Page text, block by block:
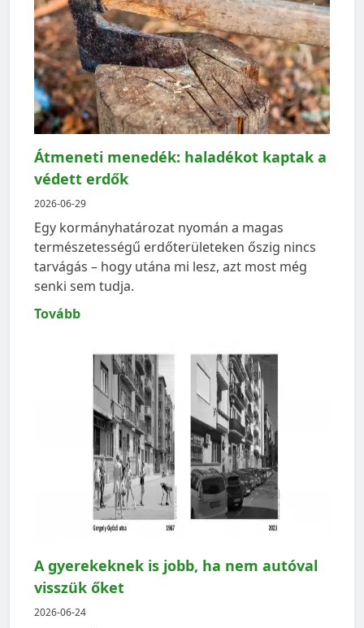
Átmeneti menedék: haladékot kaptak a
védett erdők
2026-06-29
Egy kormányhatározat nyomán a magas
természetességű erdőterületeken őszig nincs
tarvágás – hogy utána mi lesz, azt most még
senki sem tudja.
Tovább
A gyerekeknek is jobb, ha nem autóval
visszük őket
2026-06-24